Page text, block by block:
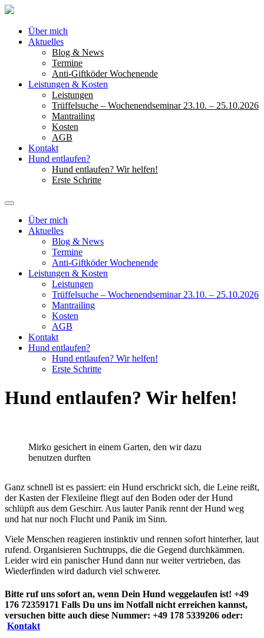
Über mich
Aktuelles
Blog & News
Termine
Anti-Giftköder Wochenende
Leistungen & Kosten
Leistungen
Trüffelsuche – Wochenendseminar 23.10. – 25.10.2026
Mantrailing
Kosten
AGB
Kontakt
Hund entlaufen?
Hund entlaufen? Wir helfen!
Erste Schritte
Über mich
Aktuelles
Blog & News
Termine
Anti-Giftköder Wochenende
Leistungen & Kosten
Leistungen
Trüffelsuche – Wochenendseminar 23.10. – 25.10.2026
Mantrailing
Kosten
AGB
Kontakt
Hund entlaufen?
Hund entlaufen? Wir helfen!
Erste Schritte
Hund entlaufen? Wir helfen!
Mirko gesichert in einem Garten, den wir dazu
benutzen durften
Ganz schnell ist es passiert: ein Hund erschrickt sich, die Leine reißt,
der Kasten der Flexileine fliegt auf den Boden oder der Hund
schlüpft aus dem Geschirr. Aus lauter Panik rennt der Hund weg
und hat nur noch Flucht und Panik im Sinn.
Viele Menschen reagieren instinktiv und rennen sofort hinterher, laut
rufend. Organisieren Suchtrupps, die die Gegend durchkämmen.
Leider wird ein panischer Hund dann nur weiter vertrieben, das
Wiederfinden wird dadurch viel schwerer.
Bitte ruf uns sofort an, wenn Dein Hund weggelaufen ist! +49
176 72359171 Falls Du uns im Notfall nicht erreichen kannst,
versuchen bitte auch diese Nummer: +49 178 5339206 oder:
Kontakt